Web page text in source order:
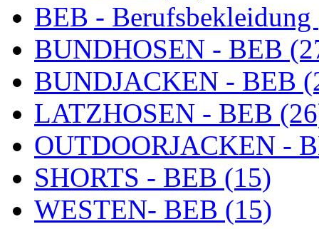
BEB - Berufsbekleidung
BUNDHOSEN - BEB
BUNDJACKEN - BEB
LATZHOSEN - BEB
OUTDOORJACKEN -
SHORTS - BEB (15)
WESTEN- BEB (15)